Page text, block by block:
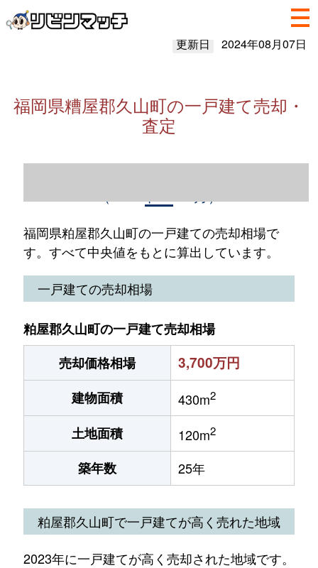
更新日 2024年08月07日
福岡県糟屋郡久山町の一戸建て売却・
査定
福岡県粕屋郡久山町の一戸建ての売却相場で
す。すべて中央値をもとに算出しています。
一戸建ての売却相場
粕屋郡久山町の一戸建て売却相場
売却価格相場
3,700万円
建物面積 430m2
土地面積 120m2
築年数 25年
粕屋郡久山町で一戸建てが高く売れた地域
2023年に一戸建てが高く売却された地域です。